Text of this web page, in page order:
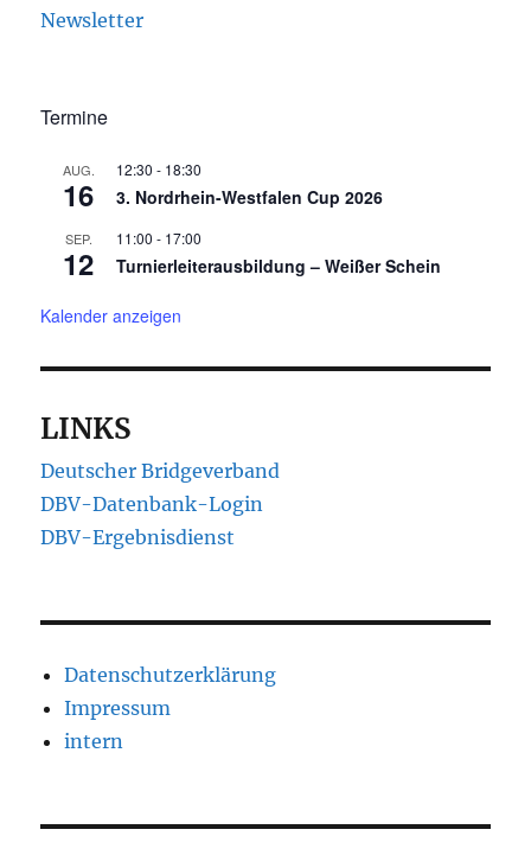
Newsletter
Termine
AUG.
16
12:30 - 18:30
3. Nordrhein-Westfalen Cup 2026
SEP.
12
11:00 - 17:00
Turnierleiterausbildung – Weißer Schein
Kalender anzeigen
LINKS
Deutscher Bridgeverband
DBV-Datenbank-Login
DBV-Ergebnisdienst
Datenschutzerklärung
Impressum
intern